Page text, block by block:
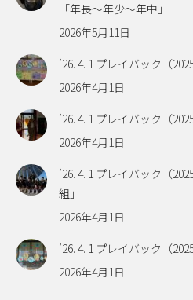
「年長～年少～年中」
2026年5月11日
’26. 4. 1 プレイバック（
2026年4月1日
’26. 4. 1 プレイバック（
2026年4月1日
’26. 4. 1 プレイバック（
組」
2026年4月1日
’26. 4. 1 プレイバック（
2026年4月1日